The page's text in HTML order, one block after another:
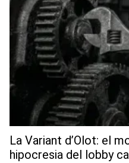
La Variant d’Olot: el
hipocresia del lobby